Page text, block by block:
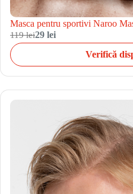
Masca pentru sportivi Naroo
119 lei29 lei
Verifică